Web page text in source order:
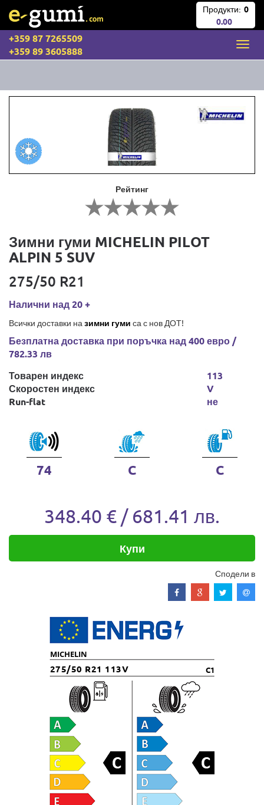
Продукти: 0
0.00
+359 87 7265509
+359 89 3605888
Рейтинг
Зимни гуми MICHELIN PILOT
ALPIN 5 SUV
275/50 R21
Налични над 20 +
Всички доставки на зимни гуми са с нов ДОТ!
Безплатна доставка при поръчка над 400 евро /
782.33 лв
Товарен индекс
Скоростен индекс
Run-flat
113
V
не
74 C C
348.40 € / 681.41 лв.
Купи
Сподели в
MICHELIN
275/50 R21 113V C1